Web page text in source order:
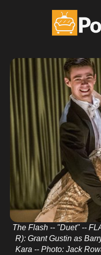
The Flash -- "Duet" --
R): Grant Gustin as
Kara -- Photo: Jack